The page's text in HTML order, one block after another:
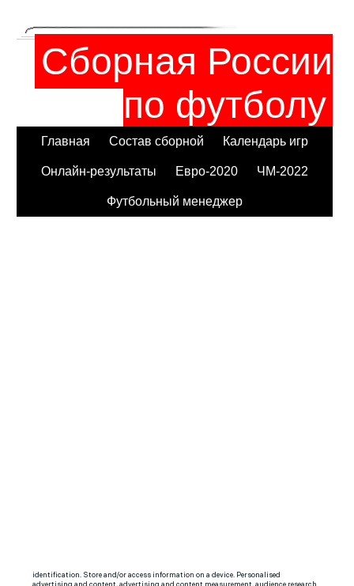
Сборная России
по футболу
Главная Состав сборной Календарь игр
Онлайн-результаты Евро-2020 ЧМ-2022
Футбольный менеджер